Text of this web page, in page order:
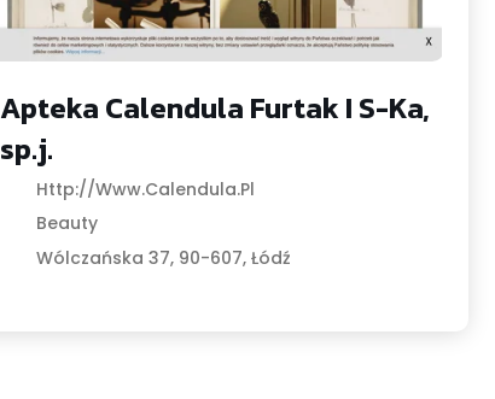
Apteka Calendula Furtak I S-Ka,
sp.j.
Http://www.calendula.pl
Beauty
Wólczańska 37, 90-607, Łódź